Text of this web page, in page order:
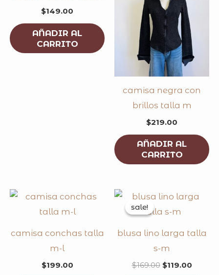
$149.00
AÑADIR AL
CARRITO
camisa negra con
brillos talla m
$219.00
AÑADIR AL
CARRITO
camisa conchas talla
m-l
$199.00
sale!
sale!
blusa lino larga talla
s-m
$169.00
original
price
was:
$119.00
price